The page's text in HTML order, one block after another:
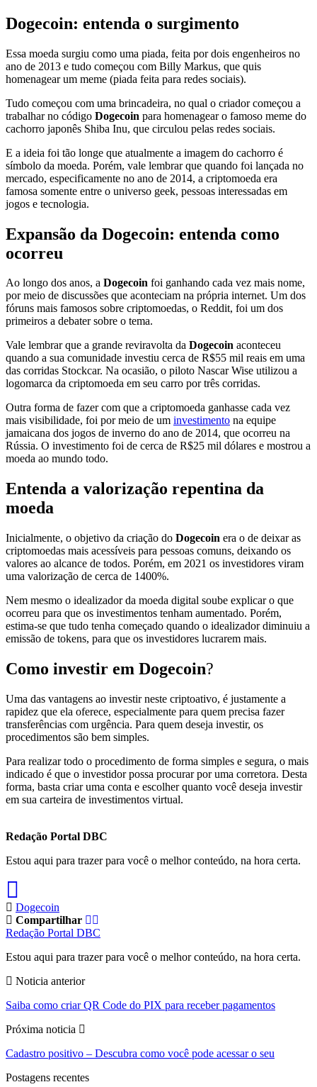
Dogecoin: entenda o surgimento
Essa moeda surgiu como uma piada, feita por dois engenheiros no
ano de 2013 e tudo começou com Billy Markus, que quis
homenagear um meme (piada feita para redes sociais).
Tudo começou com uma brincadeira, no qual o criador começou a
trabalhar no código Dogecoin para homenagear o famoso meme do
cachorro japonês Shiba Inu, que circulou pelas redes sociais.
E a ideia foi tão longe que atualmente a imagem do cachorro é
símbolo da moeda. Porém, vale lembrar que quando foi lançada no
mercado, especificamente no ano de 2014, a criptomoeda era
famosa somente entre o universo geek, pessoas interessadas em
jogos e tecnologia.
Expansão da Dogecoin: entenda como
ocorreu
Ao longo dos anos, a Dogecoin foi ganhando cada vez mais nome,
por meio de discussões que aconteciam na própria internet. Um dos
fóruns mais famosos sobre criptomoedas, o Reddit, foi um dos
primeiros a debater sobre o tema.
Vale lembrar que a grande reviravolta da Dogecoin aconteceu
quando a sua comunidade investiu cerca de R$55 mil reais em uma
das corridas Stockcar. Na ocasião, o piloto Nascar Wise utilizou a
logomarca da criptomoeda em seu carro por três corridas.
Outra forma de fazer com que a criptomoeda ganhasse cada vez
mais visibilidade, foi por meio de um investimento na equipe
jamaicana dos jogos de inverno do ano de 2014, que ocorreu na
Rússia. O investimento foi de cerca de R$25 mil dólares e mostrou a
moeda ao mundo todo.
Entenda a valorização repentina da
moeda
Inicialmente, o objetivo da criação do Dogecoin era o de deixar as
criptomoedas mais acessíveis para pessoas comuns, deixando os
valores ao alcance de todos. Porém, em 2021 os investidores viram
uma valorização de cerca de 1400%.
Nem mesmo o idealizador da moeda digital soube explicar o que
ocorreu para que os investimentos tenham aumentado. Porém,
estima-se que tudo tenha começado quando o idealizador diminuiu a
emissão de tokens, para que os investidores lucrarem mais.
Como investir em Dogecoin?
Uma das vantagens ao investir neste criptoativo, é justamente a
rapidez que ela oferece, especialmente para quem precisa fazer
transferências com urgência. Para quem deseja investir, os
procedimentos são bem simples.
Para realizar todo o procedimento de forma simples e segura, o mais
indicado é que o investidor possa procurar por uma corretora. Desta
forma, basta criar uma conta e escolher quanto você deseja investir
em sua carteira de investimentos virtual.
Redação Portal DBC
Estou aqui para trazer para você o melhor conteúdo, na hora certa.
Dogecoin
Compartilhar
Redação Portal DBC
Estou aqui para trazer para você o melhor conteúdo, na hora certa.
Noticia anterior
Saiba como criar QR Code do PIX para receber pagamentos
Próxima noticia
Cadastro positivo – Descubra como você pode acessar o seu
Postagens recentes